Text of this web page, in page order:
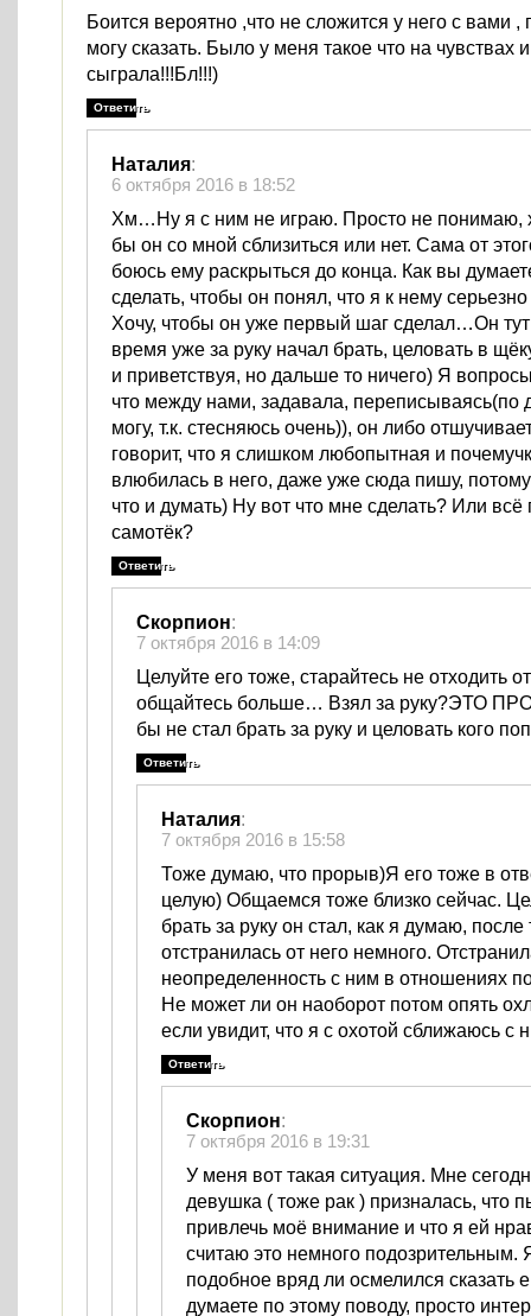
Боится вероятно ,что не сложится у него с вами ,
могу сказать. Было у меня такое что на чувствах
сыграла!!!Бл!!!)
Ответить
Наталия:
6 октября 2016 в 18:52
Хм…Ну я с ним не играю. Просто не понимаю,
бы он со мной сблизиться или нет. Сама от
боюсь ему раскрыться до конца. Как вы
сделать, чтобы он понял, что я к нему
Хочу, чтобы он уже первый шаг сделал…Он
время уже за руку начал брать, целовать в
и приветствуя, но дальше то ничего) Я
что между нами, задавала, переписываясь(по
могу, т.к. стесняюсь очень)), он либо
говорит, что я слишком любопытная и
влюбилась в него, даже уже сюда пишу,
что и думать) Ну вот что мне сделать? Или всё
самотёк?
Ответить
Скорпион:
7 октября 2016 в 14:09
Целуйте его тоже, старайтесь не отходить
общайтесь больше… Взял за руку?ЭТО
бы не стал брать за руку и целовать кого
Ответить
Наталия:
7 октября 2016 в 15:58
Тоже думаю, что прорыв)Я его тоже в
целую) Общаемся тоже близко сейчас.
брать за руку он стал, как я думаю, после
отстранилась от него немного.
неопределенность с ним в отношениях
Не может ли он наоборот потом опять
если увидит, что я с охотой сближаюсь с
Ответить
Скорпион:
7 октября 2016 в 19:31
У меня вот такая ситуация. Мне
девушка ( тоже рак ) призналась, что
привлечь моё внимание и что я ей
считаю это немного подозрительным.
подобное вряд ли осмелился сказать
думаете по этому поводу, просто